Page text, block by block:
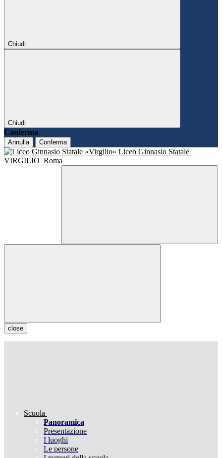
Chiudi
Chiudi
Conferma
Annulla Conferma
Liceo Ginnasio Statale
VIRGILIO Roma
close
Scuola
Panoramica
Presentazione
I luoghi
Le persone